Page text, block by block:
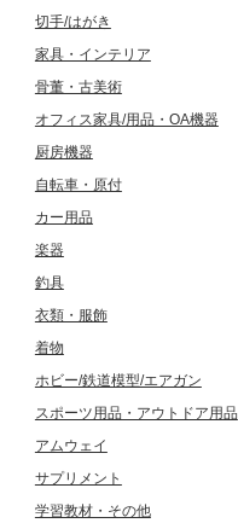
切手/はがき
家具・インテリア
骨董・古美術
オフィス家具/用品・OA機器
厨房機器
自転車・原付
カー用品
楽器
釣具
衣類・服飾
着物
ホビー/鉄道模型/エアガン
スポーツ用品・アウトドア用品
アムウェイ
サプリメント
学習教材・その他